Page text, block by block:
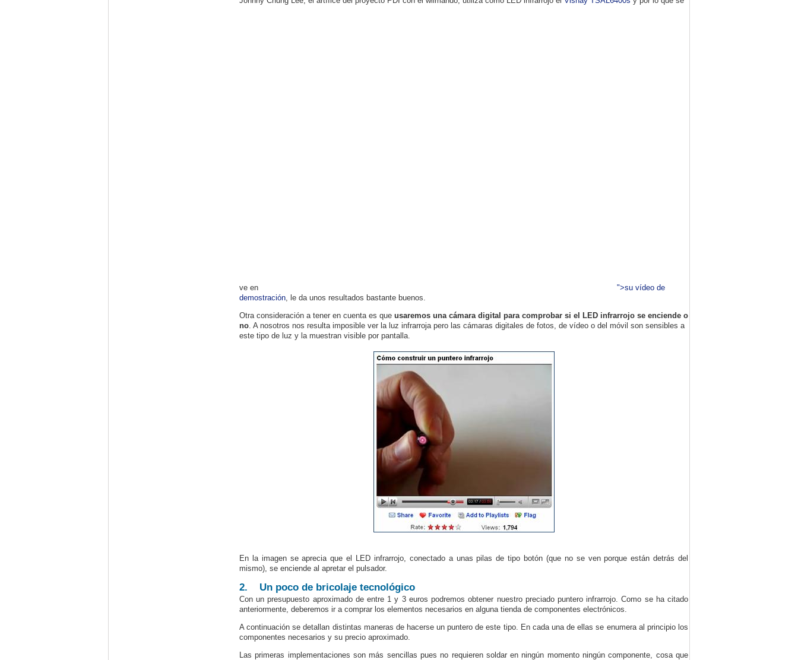
ve en
">su vídeo de
demostración, le da unos resultados bastante buenos.
Otra consideración a tener en cuenta es que usaremos una cámara digital para comprobar si el LED infrarrojo se enciende o
no. A nosotros nos resulta imposible ver la luz infrarroja pero las cámaras digitales de fotos, de vídeo o del móvil son sensibles a
este tipo de luz y la muestran visible por pantalla.
En la imagen se aprecia que el LED infrarrojo, conectado a unas pilas de tipo botón (que no se ven porque están detrás del
mismo), se enciende al apretar el pulsador.
2. Un poco de bricolaje tecnológico
Con un presupuesto aproximado de entre 1 y 3 euros podremos obtener nuestro preciado puntero infrarrojo. Como se ha citado
anteriormente, deberemos ir a comprar los elementos necesarios en alguna tienda de componentes electrónicos.
A continuación se detallan distintas maneras de hacerse un puntero de este tipo. En cada una de ellas se enumera al principio los
componentes necesarios y su precio aproximado.
Las primeras implementaciones son más sencillas pues no requieren soldar en ningún momento ningún componente, cosa que